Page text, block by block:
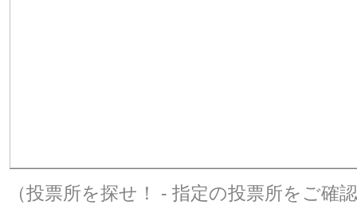
（投票所を探せ！ - 指定の投票所をご確